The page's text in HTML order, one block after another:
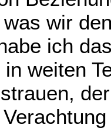
wir
ich
weiten